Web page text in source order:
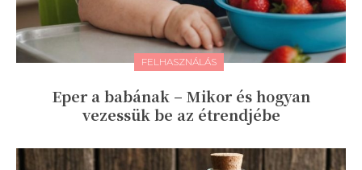
FELHASZNÁLÁS
Eper a babának – Mikor és hogyan
vezessük be az étrendjébe